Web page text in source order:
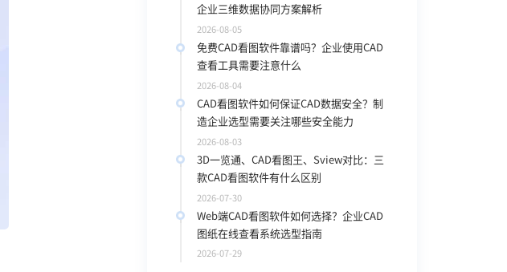
企业三维数据协同方案解析
2026-08-05
免费CAD看图软件靠谱吗？企业使用CAD
查看工具需要注意什么
2026-08-04
CAD看图软件如何保证CAD数据安全？制
造企业选型需要关注哪些安全能力
2026-08-03
3D一览通、CAD看图王、Sview对比：三
款CAD看图软件有什么区别
2026-07-30
Web端CAD看图软件如何选择？企业CAD
图纸在线查看系统选型指南
2026-07-29